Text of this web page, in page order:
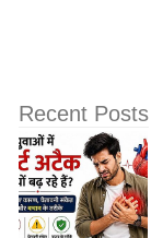
Recent Posts